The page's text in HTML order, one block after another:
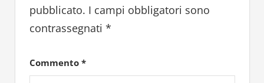
pubblicato. I campi obbligatori sono
contrassegnati *
Commento *